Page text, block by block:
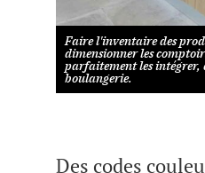
Faire l'inventaire des
dimensionner les
parfaitement les intégrer,
boulangerie.
Des codes